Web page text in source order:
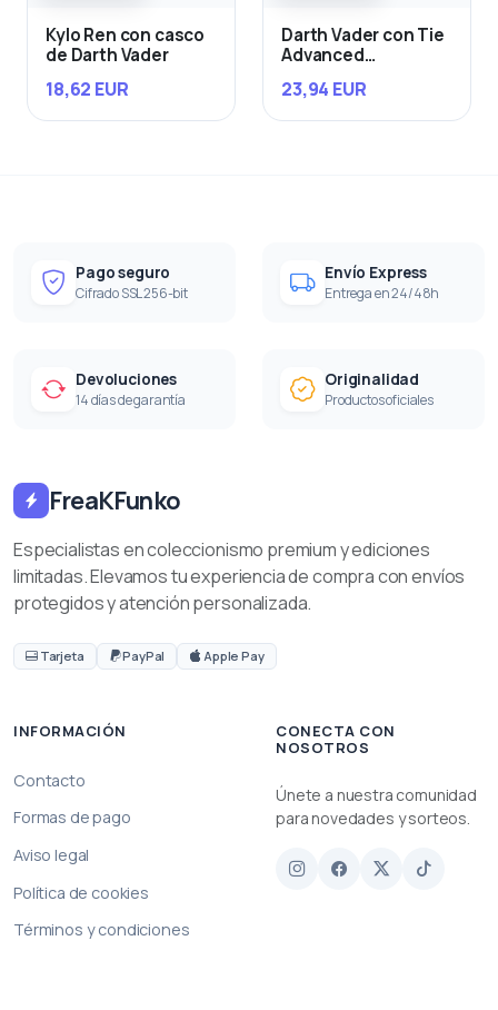
Kylo Ren con casco
de Darth Vader
18,62 EUR
Darth Vader con Tie
Advanced
23,94 EUR
Pago seguro
Cifrado SSL 256-bit
Envío Express
Entrega en 24/48h
Devoluciones
14 días de garantía
Originalidad
Productos oficiales
FreaKFunko
Especialistas en coleccionismo premium y ediciones
limitadas. Elevamos tu experiencia de compra con envíos
protegidos y atención personalizada.
Tarjeta PayPal Apple Pay
INFORMACIÓN
Contacto
Formas de pago
Aviso legal
Política de cookies
Términos y condiciones
CONECTA CON
NOSOTROS
Únete a nuestra comunidad
para novedades y sorteos.